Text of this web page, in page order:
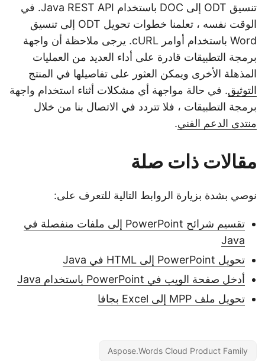
تنسيق ODT إلى DOC باستخدام Java REST API. في
الوقت نفسه ، تعلمنا خطوات تحويل ODT إلى تنسيق
Word باستخدام أوامر cURL. يرجى ملاحظة أن واجهة
برمجة التطبيقات قادرة على أداء العديد من العمليات
المذهلة الأخرى ويمكن العثور على تفاصيلها في المنتج
التوثيق. في حالة مواجهة أي مشكلات أثناء استخدام واجهة
برمجة التطبيقات ، فلا تتردد في الاتصال بنا من خلال
منتدى الدعم الفني.
مقالات ذات صلة
نوصي بشدة بزيارة الروابط التالية للتعرف على:
تقسيم شرائح PowerPoint إلى ملفات منفصلة في
Java
تحويل PowerPoint إلى HTML في Java
أدخل صفحة الويب في PowerPoint باستخدام Java
تحويل ملف MPP إلى Excel بجافا
Aspose.Words Cloud Product Family